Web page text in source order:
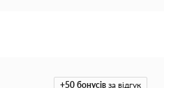
волоссі; -має отвір
на сумці; -легко
+50 бонусів за відгук